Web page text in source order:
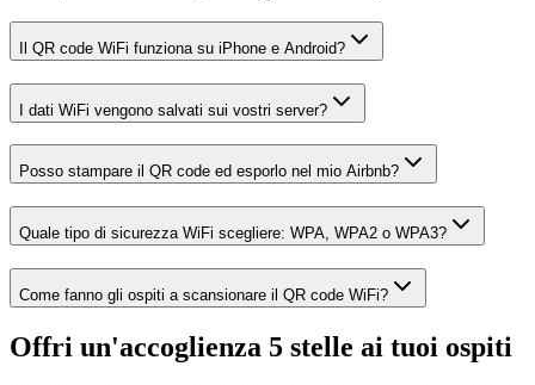
Il QR code WiFi funziona su iPhone e Android?
I dati WiFi vengono salvati sui vostri server?
Posso stampare il QR code ed esporlo nel mio Airbnb?
Quale tipo di sicurezza WiFi scegliere: WPA, WPA2 o WPA3?
Come fanno gli ospiti a scansionare il QR code WiFi?
Offri un'accoglienza 5 stelle ai tuoi ospiti